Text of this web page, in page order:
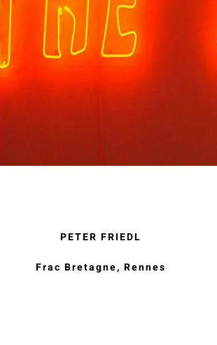
PETER FRIEDL
Frac Bretagne, Rennes